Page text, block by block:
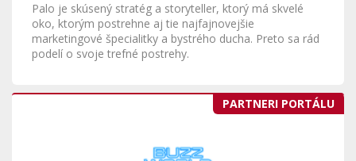
Palo je skúsený stratég a storyteller, ktorý má skvelé
oko, ktorým postrehne aj tie najfajnovejšie
marketingové špecialitky a bystrého ducha. Preto sa rád
podelí o svoje trefné postrehy.
PARTNERI PORTÁLU